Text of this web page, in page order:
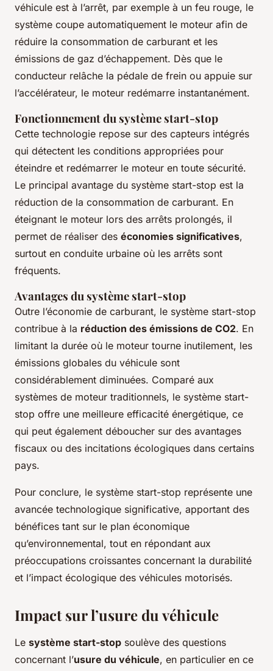
véhicule est à l’arrêt, par exemple à un feu rouge, le
système coupe automatiquement le moteur afin de
réduire la consommation de carburant et les
émissions de gaz d’échappement. Dès que le
conducteur relâche la pédale de frein ou appuie sur
l’accélérateur, le moteur redémarre instantanément.
Fonctionnement du système start-stop
Cette technologie repose sur des capteurs intégrés
qui détectent les conditions appropriées pour
éteindre et redémarrer le moteur en toute sécurité.
Le principal avantage du système start-stop est la
réduction de la consommation de carburant. En
éteignant le moteur lors des arrêts prolongés, il
permet de réaliser des économies significatives,
surtout en conduite urbaine où les arrêts sont
fréquents.
Avantages du système start-stop
Outre l’économie de carburant, le système start-stop
contribue à la réduction des émissions de CO2. En
limitant la durée où le moteur tourne inutilement, les
émissions globales du véhicule sont
considérablement diminuées. Comparé aux
systèmes de moteur traditionnels, le système start-
stop offre une meilleure efficacité énergétique, ce
qui peut également déboucher sur des avantages
fiscaux ou des incitations écologiques dans certains
pays.
Pour conclure, le système start-stop représente une
avancée technologique significative, apportant des
bénéfices tant sur le plan économique
qu’environnemental, tout en répondant aux
préoccupations croissantes concernant la durabilité
et l’impact écologique des véhicules motorisés.
Impact sur l’usure du véhicule
Le système start-stop soulève des questions
concernant l’usure du véhicule, en particulier en ce